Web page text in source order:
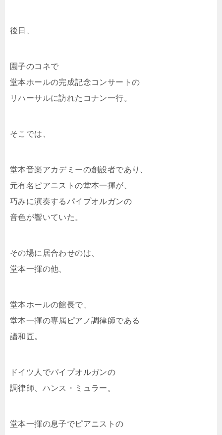
後日、
園子のコネで
堂本ホールの完成記念コンサートの
リハーサルに訪れたコナン一行。
そこでは、
堂本音楽アカデミーの創設者であり、
元有名ピアニストの堂本一揮が、
巧みに演奏するパイプオルガンの
音色が響いていた。
その場に居合わせのは、
堂本一揮の他、
堂本ホールの館長で、
堂本一揮の専属ピアノ調律師である
譜和匠。
ドイツ人でパイプオルガンの
調律師、ハンス・ミュラー。
堂本一揮の息子でピアニストの